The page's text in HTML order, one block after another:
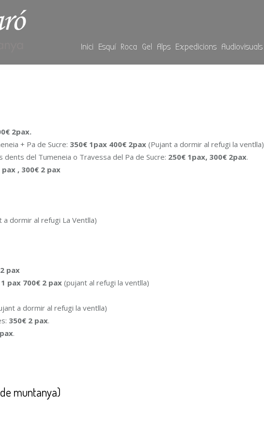
Inici Esquí Roca Gel Alps Expedicions Audiovisuals
2pax.
+ Pa de Sucre: 350€ 1pax 400€ 2pax (Pujant a dormir al refugi la ventlla)
del Tumeneia o Travessa del Pa de Sucre: 250€ 1pax, 300€ 2pax.
pax , 300€ 2 pax
a dormir al refugi La Ventlla)
pax
pax 700€ 2 pax (pujant al refugi la ventlla)
a dormir al refugi la ventlla)
350€ 2 pax.
.
muntanya)